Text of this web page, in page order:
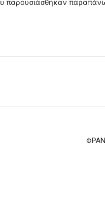
παρουσιάσθηκαν